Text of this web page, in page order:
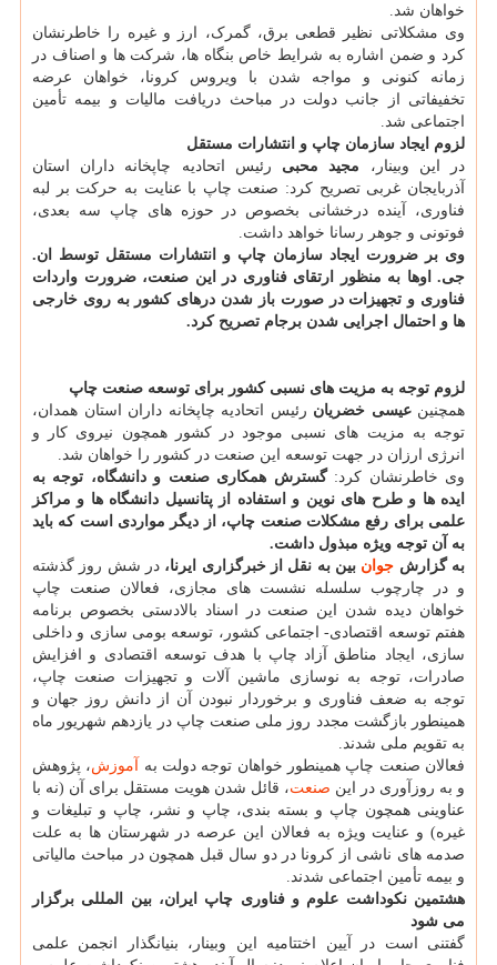
خواهان شد.
وی مشکلاتی نظیر قطعی برق، گمرک، ارز و غیره را خاطرنشان
کرد و ضمن اشاره به شرایط خاص بنگاه ها، شرکت ها و اصناف در
زمانه کنونی و مواجه شدن با ویروس کرونا، خواهان عرضه
تخفیفاتی از جانب دولت در مباحث دریافت مالیات و بیمه تأمین
اجتماعی شد.
لزوم ایجاد سازمان چاپ و انتشارات مستقل
در این وبینار، مجید محبی رئیس اتحادیه چاپخانه داران استان
آذربایجان غربی تصریح کرد: صنعت چاپ با عنایت به حرکت بر لبه
فناوری، آینده درخشانی بخصوص در حوزه های چاپ سه بعدی،
فوتونی و جوهر رسانا خواهد داشت.
وی بر ضرورت ایجاد سازمان چاپ و انتشارات مستقل توسط ان.
جی. اوها به منظور ارتقای فناوری در این صنعت، ضرورت واردات
فناوری و تجهیزات در صورت باز شدن درهای کشور به روی خارجی
ها و احتمال اجرایی شدن برجام تصریح کرد.
لزوم توجه به مزیت های نسبی کشور برای توسعه صنعت چاپ
همچنینعیسی خضریان رئیس اتحادیه چاپخانه داران استان همدان،
توجه به مزیت های نسبی موجود در کشور همچون نیروی کار و
انرژی ارزان در جهت توسعه این صنعت در کشور را خواهان شد.
وی خاطرنشان کرد:گسترش همکاری صنعت و دانشگاه، توجه به
ایده ها و طرح های نوین و استفاده از پتانسیل دانشگاه ها و مراکز
علمی برای رفع مشکلات صنعت چاپ، از دیگر مواردی است که باید
به آن توجه ویژه مبذول داشت.
به گزارش جوان بین به نقل از خبرگزاری ایرنا، در شش روز گذشته
و در چارچوب سلسله نشست های مجازی، فعالان صنعت چاپ
خواهان دیده شدن این صنعت در اسناد بالادستی بخصوص برنامه
هفتم توسعه اقتصادی- اجتماعی کشور، توسعه بومی سازی و داخلی
سازی، ایجاد مناطق آزاد چاپ با هدف توسعه اقتصادی و افزایش
صادرات، توجه به نوسازی ماشین آلات و تجهیزات صنعت چاپ،
توجه به ضعف فناوری و برخوردار نبودن آن از دانش روز جهان و
همینطور بازگشت مجدد روز ملی صنعت چاپ در یازدهم شهریور ماه
به تقویم ملی شدند.
فعالان صنعت چاپ همینطور خواهان توجه دولت به آموزش، پژوهش
و به روزآوری در این صنعت، قائل شدن هویت مستقل برای آن (نه با
عناوینی همچون چاپ و بسته بندی، چاپ و نشر، چاپ و تبلیغات و
غیره) و عنایت ویژه به فعالان این عرصه در شهرستان ها به علت
صدمه های ناشی از کرونا در دو سال قبل همچون در مباحث مالیاتی
و بیمه تأمین اجتماعی شدند.
هشتمین نکوداشت علوم و فناوری چاپ ایران، بین المللی برگزار
می شود
گفتنی است در آیین اختتامیه این وبینار، بنیانگذار انجمن علمی